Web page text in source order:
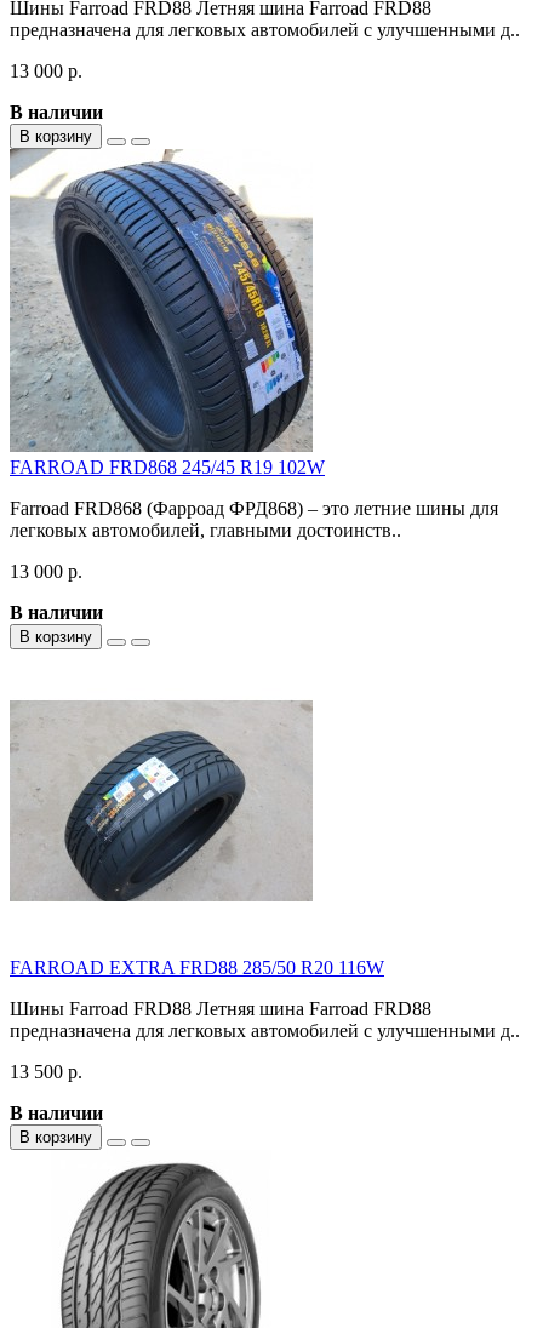
Шины Farroad FRD88 Летняя шина Farroad FRD88
предназначена для легковых автомобилей с улучшенными д..
13 000 р.
В наличии
В корзину
FARROAD FRD868 245/45 R19 102W
Farroad FRD868 (Фарроад ФРД868) – это летние шины для
легковых автомобилей, главными достоинств..
13 000 р.
В наличии
В корзину
FARROAD EXTRA FRD88 285/50 R20 116W
Шины Farroad FRD88 Летняя шина Farroad FRD88
предназначена для легковых автомобилей с улучшенными д..
13 500 р.
В наличии
В корзину